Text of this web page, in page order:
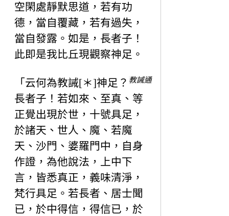
空閑處靜默思道，若有功
德，當自覆藏，若有過失，
當自發露。如是，長者子！
此即是我比丘現觀察神足。
「云何為教誡[＊]神足？ 教誡通
長者子！若如來、至真、等
正覺出現於世，十號具足，
於諸天、世人、魔、若魔
天、沙門、婆羅門中，自身
作證，為他說法，上中下
言，皆悉真正，義味清淨，
梵行具足。若長者、居士聞
已，於中得信，得信已，於